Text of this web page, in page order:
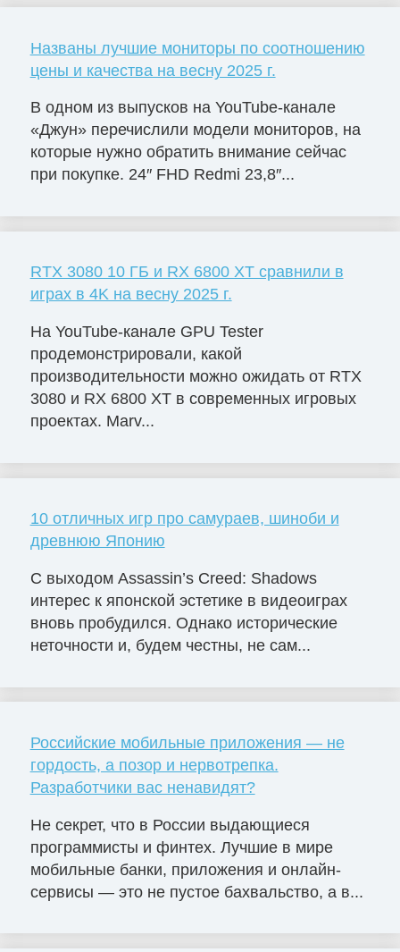
Названы лучшие мониторы по соотношению
цены и качества на весну 2025 г.
В одном из выпусков на YouTube-канале
«Джун» перечислили модели мониторов, на
которые нужно обратить внимание сейчас
при покупке. 24″ FHD Redmi 23,8″...
RTX 3080 10 ГБ и RX 6800 XT сравнили в
играх в 4K на весну 2025 г.
На YouTube-канале GPU Tester
продемонстрировали, какой
производительности можно ожидать от RTX
3080 и RX 6800 XT в современных игровых
проектах. Marv...
10 отличных игр про самураев, шиноби и
древнюю Японию
С выходом Assassin’s Creed: Shadows
интерес к японской эстетике в видеоиграх
вновь пробудился. Однако исторические
неточности и, будем честны, не сам...
Российские мобильные приложения — не
гордость, а позор и нервотрепка.
Разработчики вас ненавидят?
Не секрет, что в России выдающиеся
программисты и финтех. Лучшие в мире
мобильные банки, приложения и онлайн-
сервисы — это не пустое бахвальство, а в...